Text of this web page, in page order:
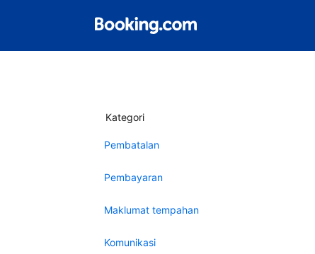
Kategori
Pembatalan
Pembayaran
Maklumat tempahan
Komunikasi